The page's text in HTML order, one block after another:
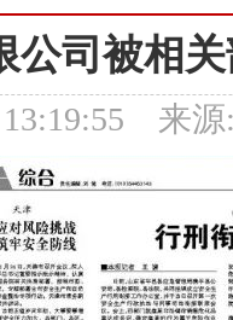
公司被相
13:19:55 来